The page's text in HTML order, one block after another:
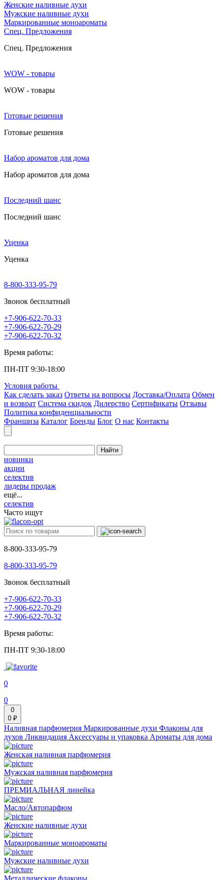
Женские наливные духи
Мужские наливные духи
Маркированные моноароматы
Cпец. Предложения
Cпец. Предложения
WOW - товары
WOW - товары
Готовые решения
Готовые решения
Набор ароматов для дома
Набор ароматов для дома
Последний шанс
Последний шанс
Уценка
Уценка
8-800-333-95-79
Звонок бесплатный
+7-906-622-70-33
+7-906-622-70-29
+7-906-622-70-32
Время работы:
ПН-ПТ 9:30-18:00
Условия работы
Как сделать заказ Ответы на вопросы Доставка/Оплата Обмен
и возврат Система скидок Дилерство Сертификаты Отзывы
Политика конфиденциальности
Франшиза Каталог Бренды Блог О нас Контакты
Найти
новинки
акции
селектив
лидеры продаж
ещё...
селектив
Часто ищут
8-800-333-95-79
8-800-333-95-79
Звонок бесплатный
+7-906-622-70-33
+7-906-622-70-29
+7-906-622-70-32
Время работы:
ПН-ПТ 9:30-18:00
0
0
0
0 ₽
Наливная парфюмерия Маркированные духи Флаконы для
духов Ликвидация Аксессуары и упаковка Ароматы для дома
Женская наливная парфюмерия
Мужская наливная парфюмерия
ПРЕМИАЛЬНАЯ линейка
Масло/Автопарфюм
Женские наливные духи
Маркированные моноароматы
Мужские наливные духи
Металлические флаконы